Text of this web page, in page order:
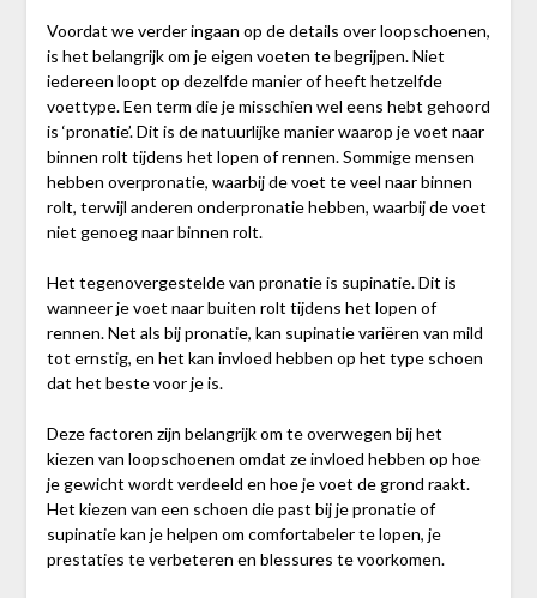
Voordat we verder ingaan op de details over loopschoenen,
is het belangrijk om je eigen voeten te begrijpen. Niet
iedereen loopt op dezelfde manier of heeft hetzelfde
voettype. Een term die je misschien wel eens hebt gehoord
is ‘pronatie’. Dit is de natuurlijke manier waarop je voet naar
binnen rolt tijdens het lopen of rennen. Sommige mensen
hebben overpronatie, waarbij de voet te veel naar binnen
rolt, terwijl anderen onderpronatie hebben, waarbij de voet
niet genoeg naar binnen rolt.
Het tegenovergestelde van pronatie is supinatie. Dit is
wanneer je voet naar buiten rolt tijdens het lopen of
rennen. Net als bij pronatie, kan supinatie variëren van mild
tot ernstig, en het kan invloed hebben op het type schoen
dat het beste voor je is.
Deze factoren zijn belangrijk om te overwegen bij het
kiezen van loopschoenen omdat ze invloed hebben op hoe
je gewicht wordt verdeeld en hoe je voet de grond raakt.
Het kiezen van een schoen die past bij je pronatie of
supinatie kan je helpen om comfortabeler te lopen, je
prestaties te verbeteren en blessures te voorkomen.